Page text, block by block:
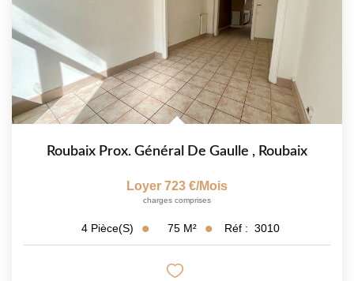
Roubaix Prox. Général De Gaulle , Roubaix
Loyer 723 €/mois
charges comprises
4 Pièce(s) 75 M² Réf : 3010